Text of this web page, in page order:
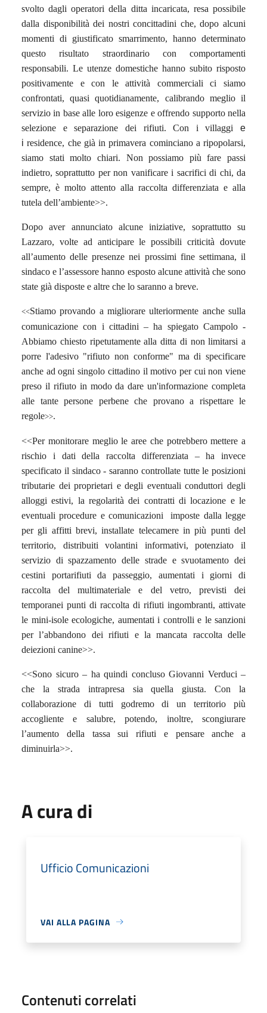
svolto dagli operatori della ditta incaricata, resa possibile
dalla disponibilità dei nostri concittadini che, dopo alcuni
momenti di giustificato smarrimento, hanno determinato
questo risultato straordinario con comportamenti
responsabili. Le utenze domestiche hanno subito risposto
positivamente e con le attività commerciali ci siamo
confrontati, quasi quotidianamente, calibrando meglio il
servizio in base alle loro esigenze e offrendo supporto nella
selezione e separazione dei rifiuti. Con i villaggi e
i residence, che già in primavera cominciano a ripopolarsi,
siamo stati molto chiari. Non possiamo più fare passi
indietro, soprattutto per non vanificare i sacrifici di chi, da
sempre, è molto attento alla raccolta differenziata e alla
tutela dell’ambiente>>.
Dopo aver annunciato alcune iniziative, soprattutto su
Lazzaro, volte ad anticipare le possibili criticità dovute
all’aumento delle presenze nei prossimi fine settimana, il
sindaco e l’assessore hanno esposto alcune attività che sono
state già disposte e altre che lo saranno a breve.
<<Stiamo provando a migliorare ulteriormente anche sulla
comunicazione con i cittadini – ha spiegato Campolo -
Abbiamo chiesto ripetutamente alla ditta di non limitarsi a
porre l'adesivo "rifiuto non conforme" ma di specificare
anche ad ogni singolo cittadino il motivo per cui non viene
preso il rifiuto in modo da dare un'informazione completa
alle tante persone perbene che provano a rispettare le
regole>>.
<<Per monitorare meglio le aree che potrebbero mettere a
rischio i dati della raccolta differenziata – ha invece
specificato il sindaco - saranno controllate tutte le posizioni
tributarie dei proprietari e degli eventuali conduttori degli
alloggi estivi, la regolarità dei contratti di locazione e le
eventuali procedure e comunicazioni imposte dalla legge
per gli affitti brevi, installate telecamere in più punti del
territorio, distribuiti volantini informativi, potenziato il
servizio di spazzamento delle strade e svuotamento dei
cestini portarifiuti da passeggio, aumentati i giorni di
raccolta del multimateriale e del vetro, previsti dei
temporanei punti di raccolta di rifiuti ingombranti, attivate
le mini-isole ecologiche, aumentati i controlli e le sanzioni
per l’abbandono dei rifiuti e la mancata raccolta delle
deiezioni canine>>.
<<Sono sicuro – ha quindi concluso Giovanni Verduci –
che la strada intrapresa sia quella giusta. Con la
collaborazione di tutti godremo di un territorio più
accogliente e salubre, potendo, inoltre, scongiurare
l’aumento della tassa sui rifiuti e pensare anche a
diminuirla>>.
A cura di
Ufficio Comunicazioni
VAI ALLA PAGINA
Contenuti correlati